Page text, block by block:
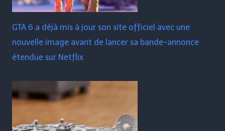
GTA 6 a déjà mis à jour son site officiel avec une
nouvelle image avant de lancer sa bande-annonce
étendue sur Netflix